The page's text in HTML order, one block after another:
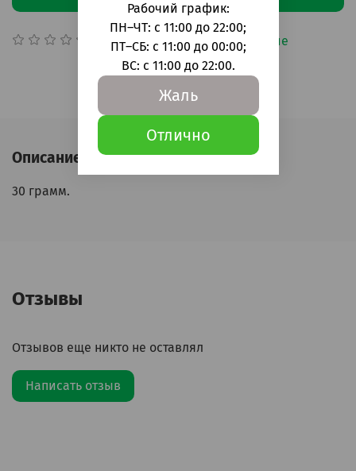
Добавить в сравнение
Описание
30 грамм.
Отзывы
Отзывов еще никто не оставлял
Написать отзыв
Рабочий график:
ПН–ЧТ: с 11:00 до 22:00;
ПТ–СБ: с 11:00 до 00:00;
ВС: с 11:00 до 22:00.
Жаль
Отлично